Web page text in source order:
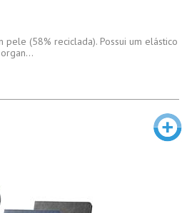
pele (58% reciclada). Possui um elástico